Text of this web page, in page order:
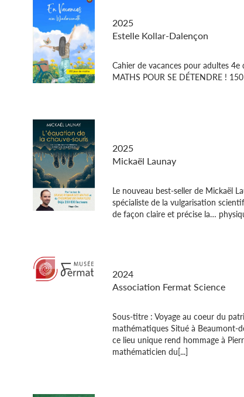
2025
Estelle Kollar-Dalençon
Cahier de vacances pour adultes 4e
MATHS POUR SE DÉTENDRE !
2025
Mickaël Launay
Le nouveau best-seller de Mickaël
spécialiste de la vulgarisation
de façon claire et précise la…
2024
Association Fermat Science
Sous-titre : Voyage au coeur du
mathématiques Situé à Beaumont-
ce lieu unique rend hommage à
mathématicien du[...]